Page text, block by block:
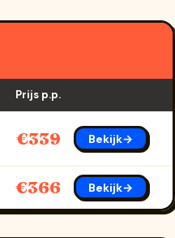
Prijs p.p.
€339 Bekijk→
€366 Bekijk→